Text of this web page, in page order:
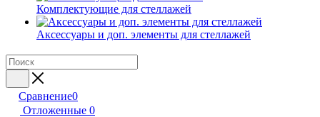
Комплектующие для стеллажей
Аксессуары и доп. элементы для стеллажей
Сравнение0
Отложенные 0